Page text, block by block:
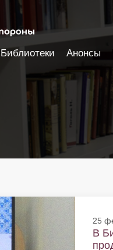
25
В
Библиотеки Анонсы
Настройки доступности